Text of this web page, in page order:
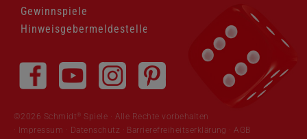
Gewinnspiele
Hinweisgebermeldestelle
überspringen
©2026 Schmidt ®
Spiele · Alle Rechte vorbehalten
Impressum · Datenschutz · Barrierefreiheitserklärung ·AGB